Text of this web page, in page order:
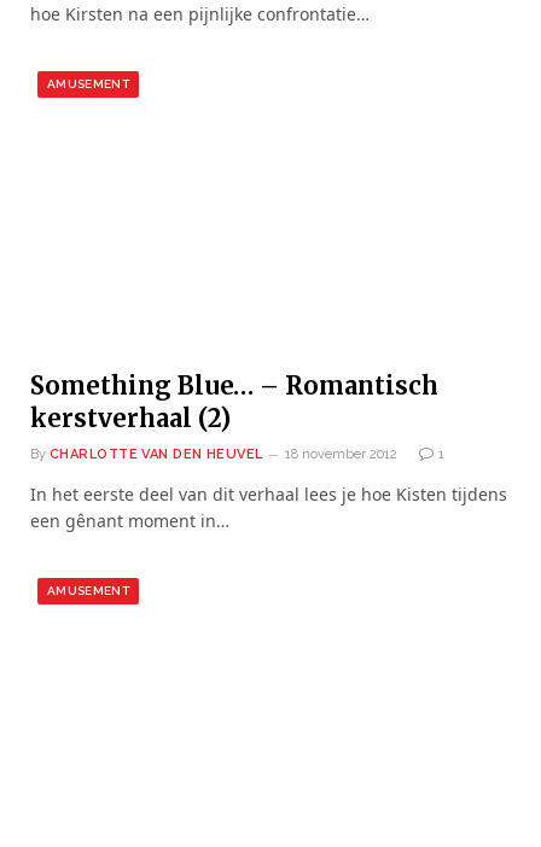
hoe Kirsten na een pijnlijke confrontatie…
AMUSEMENT
Something Blue… – Romantisch
kerstverhaal (2)
By CHARLOTTE VAN DEN HEUVEL 18 november 2012 1
In het eerste deel van dit verhaal lees je hoe Kisten tijdens
een gênant moment in…
AMUSEMENT